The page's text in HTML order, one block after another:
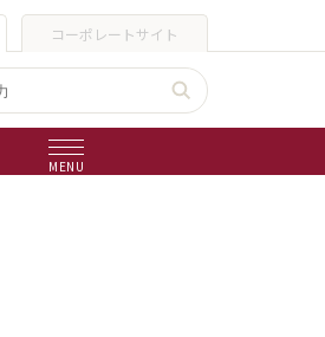
コーポレートサイト
MENU